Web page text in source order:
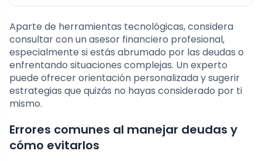
Aparte de herramientas tecnológicas, considera
consultar con un asesor financiero profesional,
especialmente si estás abrumado por las deudas o
enfrentando situaciones complejas. Un experto
puede ofrecer orientación personalizada y sugerir
estrategias que quizás no hayas considerado por ti
mismo.
Errores comunes al manejar deudas y
cómo evitarlos